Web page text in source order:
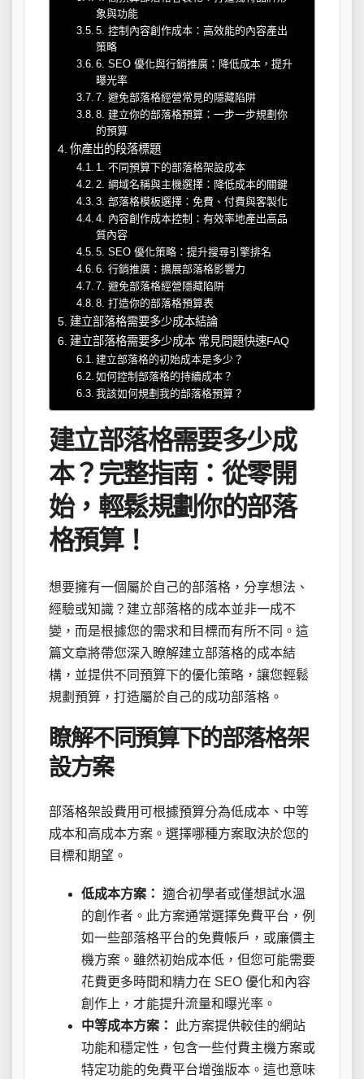
象與功能
5. 控制內容創作成本：高效能的內容產出
策略
6. SEO 優化與行銷推廣：降低成本，提升
曝光率
7. 避免部落格經營常見的隱藏陷阱
8. 建立你的部落格預算：一步一步規劃你
的預算
你產出的段落標題
1. 不同預算下的部落格架設成本
2. 網域名稱與主機選擇：降低成本的關鍵
3. 部落格模板選擇：免費、付費與客製化
4. 內容創作成本控制：有效率地產出高品
質內容
5. SEO 優化策略：提升搜尋引擎排名
6. 行銷推廣：擴展部落格影響力
7. 避免部落格經營隱藏陷阱
8. 打造你的部落格預算表
建立部落格需要多少成本結論
建立部落格需要多少成本 常見問題快速FAQ
建立部落格的初始成本是多少？
如何控制部落格的持續成本？
我該如何規劃我的部落格預算？
建立部落格需要多少成
本？完整指南：從零開
始，輕鬆規劃你的部落
格預算！
想要擁有一個屬於自己的部落格，分享想法、
經驗或知識？建立部落格的成本並非一成不
變，而是根據您的需求和目標而有所不同。這
篇文章將帶您深入瞭解建立部落格的成本結
構，並提供不同預算下的優化策略，讓您輕鬆
規劃預算，打造屬於自己的成功部落格。
瞭解不同預算下的部落格架
設方案
部落格架設費用可根據預算分為低成本、中等
成本和高成本方案。選擇哪種方案取決於您的
目標和期望。
低成本方案： 適合初學者或僅想試水溫
的創作者。此方案通常選擇免費平台，例
如一些部落格平台的免費帳戶，或廉價主
機方案。雖然初始成本低，但您可能需要
花費更多時間和精力在 SEO 優化和內容
創作上，才能提升流量和曝光率。
中等成本方案：
此方案提供較佳的網站
功能和穩定性，包含一些付費主機方案或
特定功能的免費平台增強版本。這也意味